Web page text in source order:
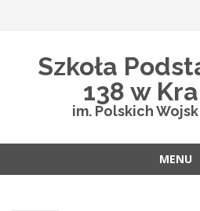
Szkoła
138 w
im. Polskich
MENU